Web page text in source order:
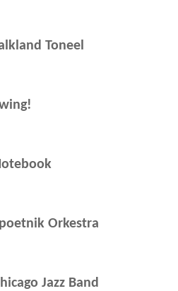
Toneel
Orkestra
Jazz Band